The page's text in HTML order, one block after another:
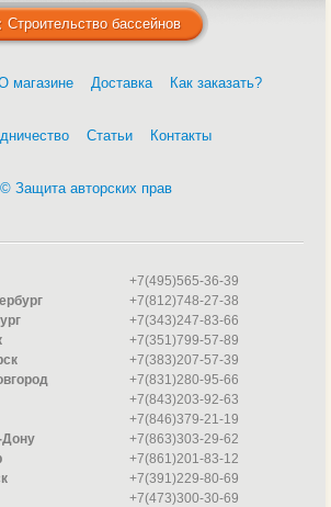
Строительство бассейнов
магазине Доставка Как заказать?
Статьи Контакты
© Защита авторских прав
+7(495)565-36-39
+7(812)748-27-38
+7(343)247-83-66
+7(351)799-57-89
+7(383)207-57-39
+7(831)280-95-66
+7(843)203-92-63
+7(846)379-21-19
Дону
+7(863)303-29-62
+7(861)201-83-12
+7(391)229-80-69
+7(473)300-30-69